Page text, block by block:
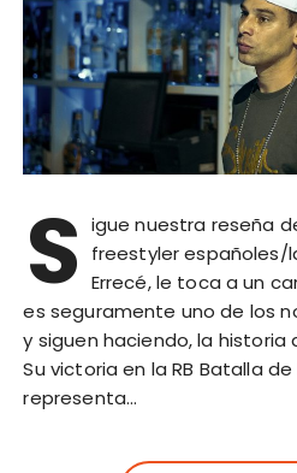
S igue nuestra reseña
freestyler españoles/
Errecé, le toca a un
es seguramente uno de los
y siguen haciendo, la historia
Su victoria en la RB Batalla de
representa…